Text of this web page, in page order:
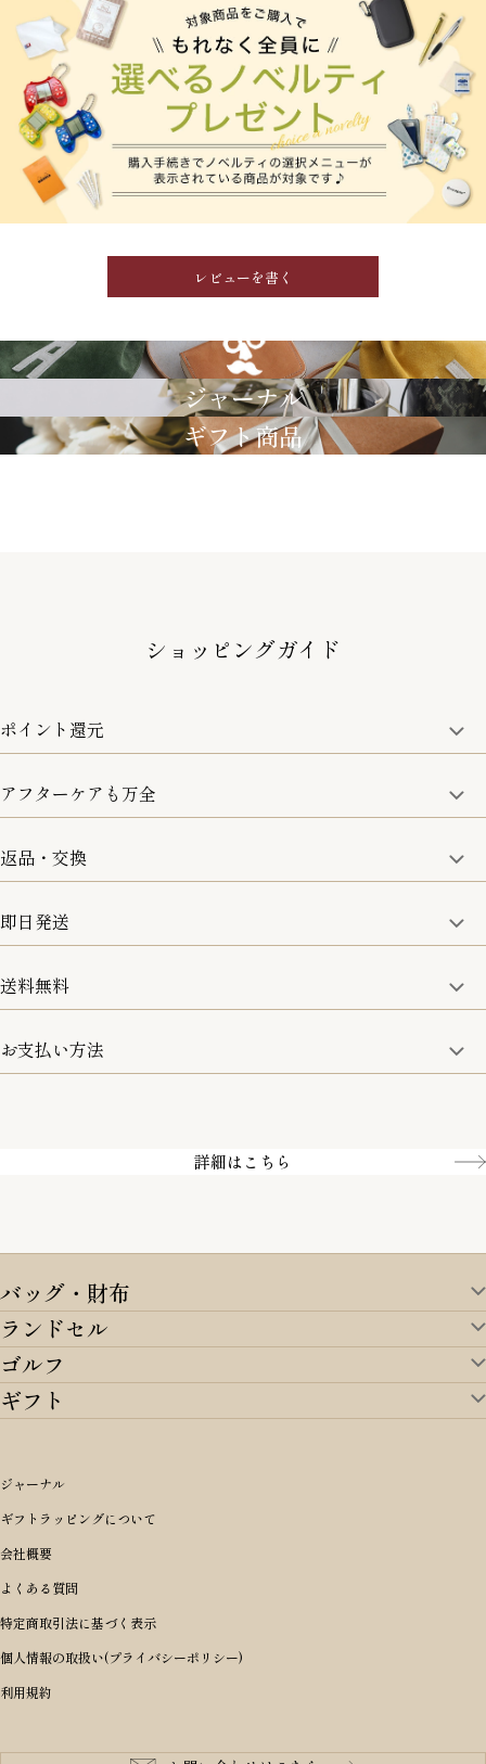
レビューを書く
GRIMM LAB
ジャーナル
ギフト商品
ショッピングガイド
ポイント還元
商品金額の10%をポイント還元いたします。
アフターケアも万全
取り扱い商品はすべて正規品となります。
修理などのご相談に関しましては、責任を持って対応させてい
ただきます。
返品・交換
8日以内なら、返品・交換も可能です。
即日発送
15:00までのご注文は即日発送
お取寄せ商品を除く
送料無料
5,500円(税込)以上で全国送料無料となります。
お支払い方法
詳細はこちら
バッグ・財布
バッグ・財布TOP
すべてを見る
アイテムから選ぶ
リュックサック・デイパック・バックパック
ショルダーバッグ
ボディバッグ・ウエストバッグ
長財布
二つ折り財布
三つ折り財布
コインケース・小銭入れ
m＋ エムピウ
PORTER 吉田カバン ポーター
BRIEFING ブリーフィング
Dakota ダコタ
CLEDRAN クレドラン
aniary アニアリ
CIE シー
ランドセル
ランドセルTOP
すべてを見る
オリジナルランドセル
女の子ランドセル
男の子ランドセル
ランドセル小物・その他
レッド
ピンク
パープル(ラベンダー)
価格から選ぶ
〜49,999円
50,000円〜59,999円
60,000円〜69,999円
70,000円〜79,999円
80,000円〜
ゴルフ
ゴルフTOP
アイテムから選ぶ
キャディバッグ
ヘッドカバー
ゴルフ小物
ゴルフウェア/アクセサリー
ブランドから選ぶ
BRIEFING ブリーフィング
master-piece マスターピース
JONES ジョーンズ
木の庄帆布
ギフト
シーンから探す
誕生日
結婚祝い
出産祝い
入学・進学祝い
成人祝い
就職・栄転祝い
性別・年齢から探す
男性向け
女性向け
10代
20代
30代
予算から探す
〜4,999円
5,000円〜9,999円
10,000円〜19,999円
20,000円〜29,999円
ジャーナル
ギフトラッピングについて
会社概要
よくある質問
特定商取引法に基づく表示
個人情報の取扱い(プライバシーポリシー)
利用規約